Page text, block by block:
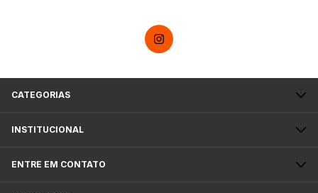
CATEGORIAS
INSTITUCIONAL
ENTRE EM CONTATO